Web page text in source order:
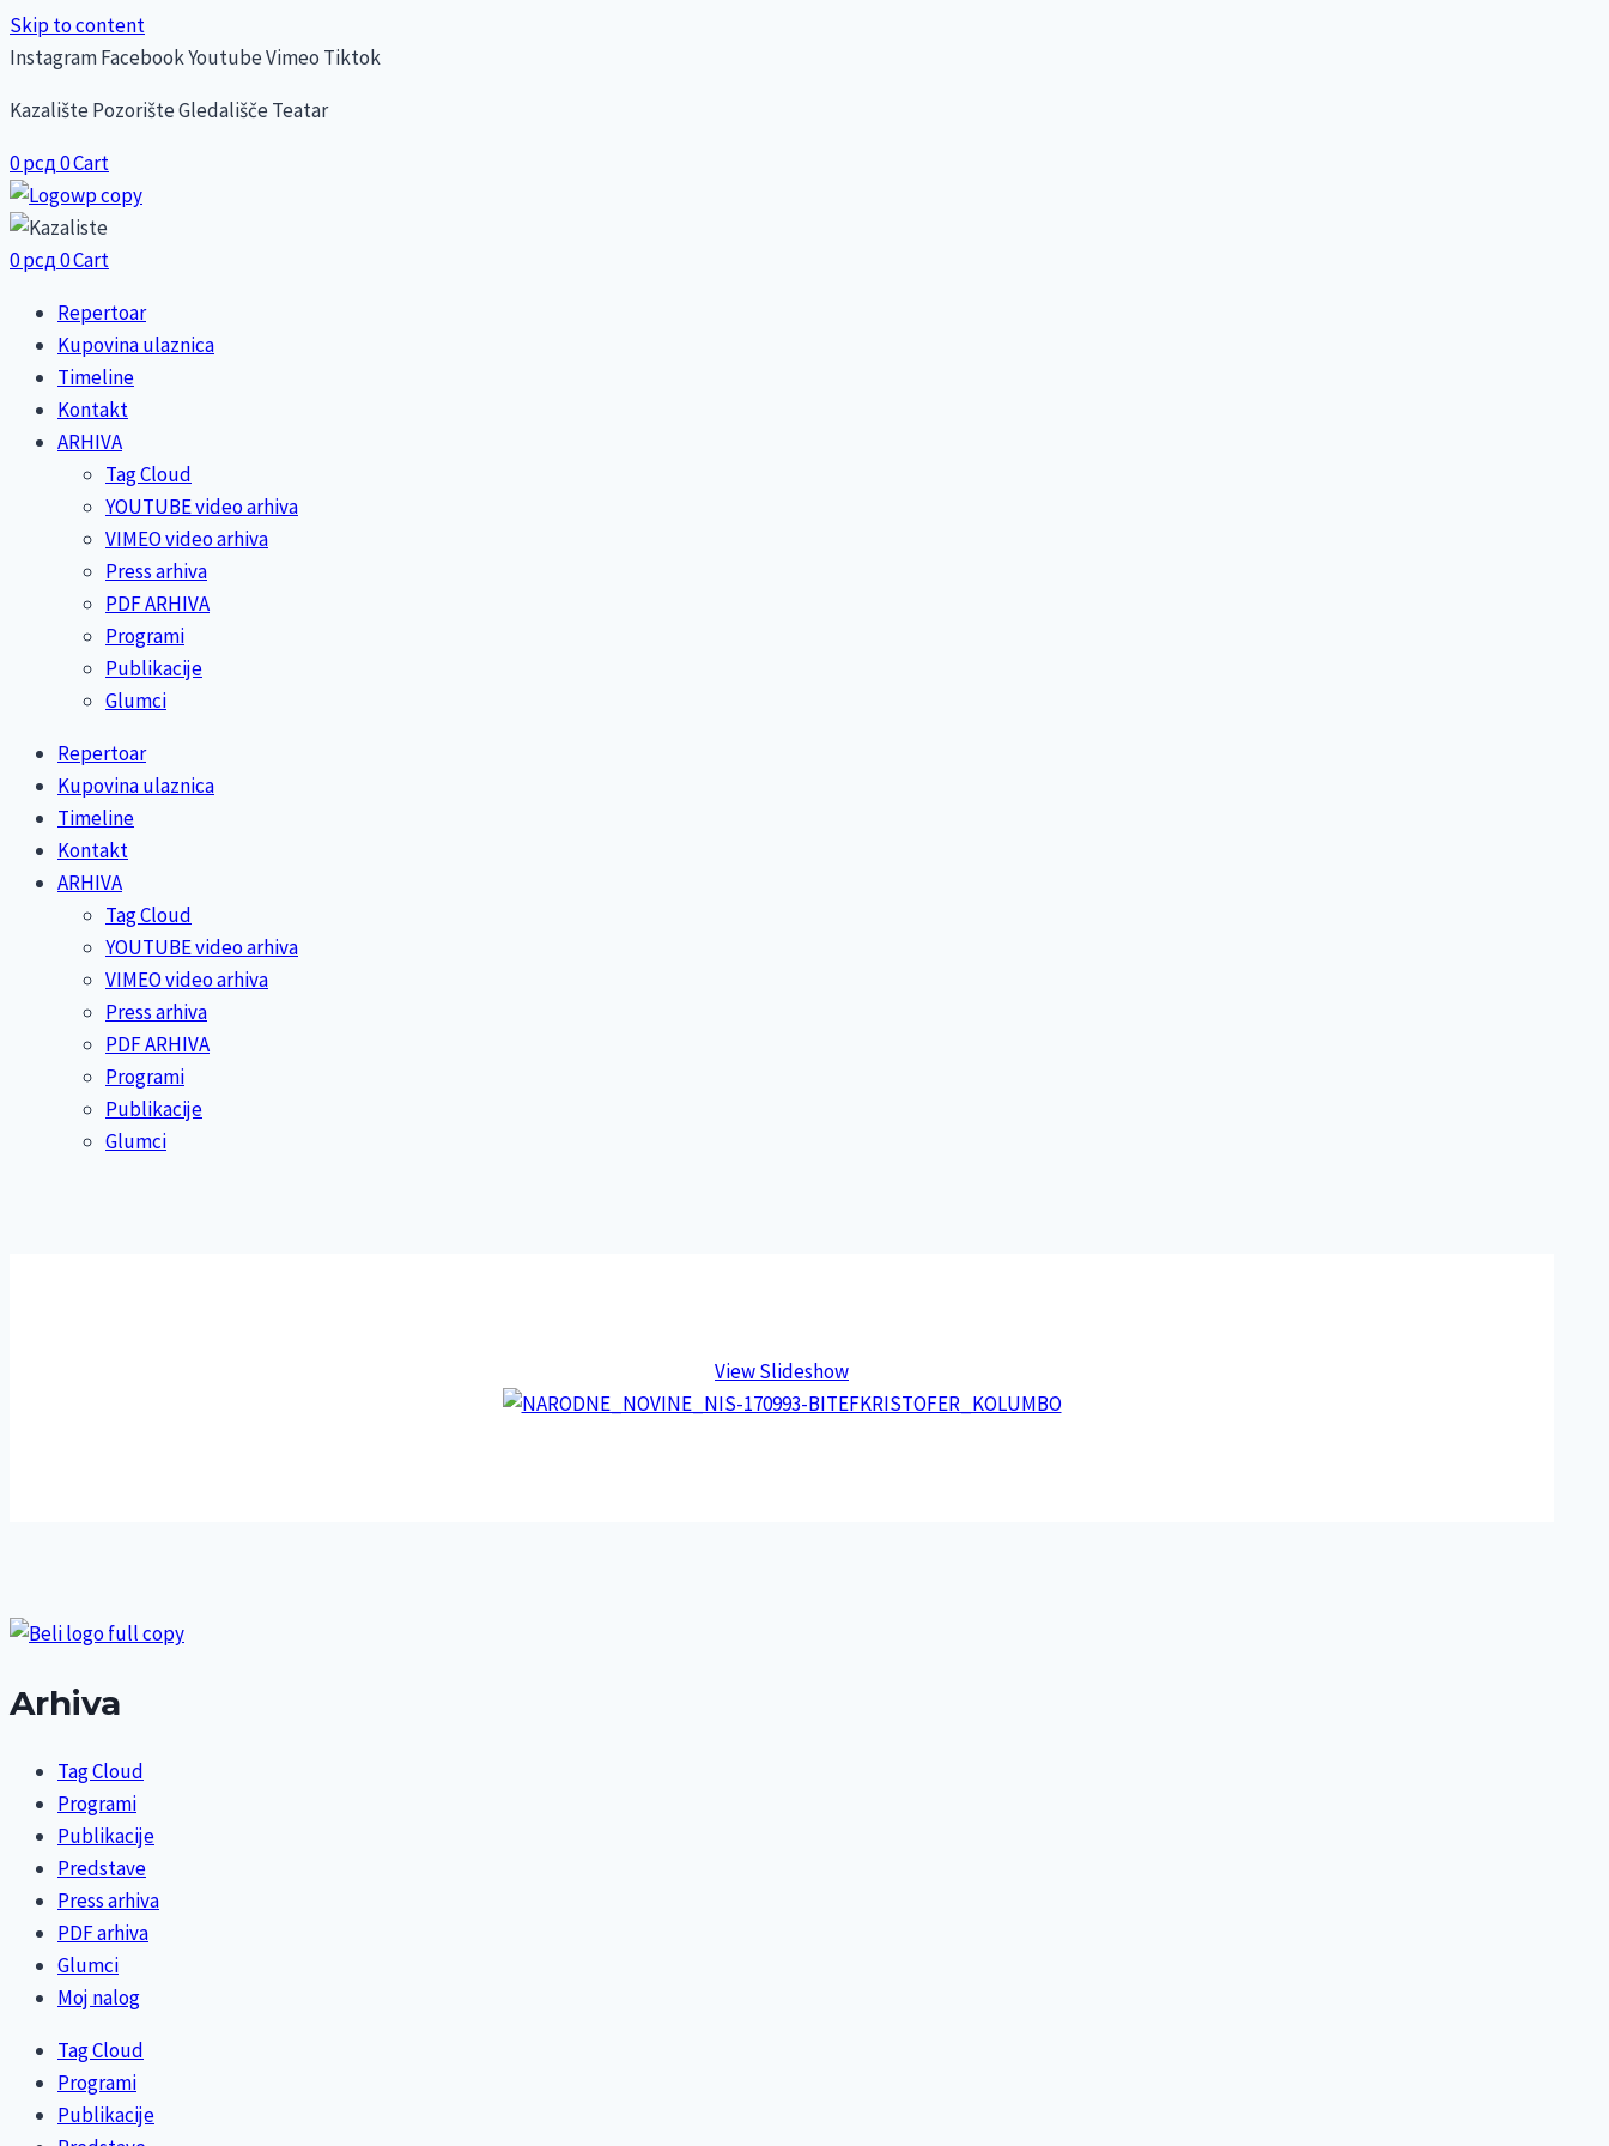
Skip to content
InstagramFacebookYoutubeVimeo Tiktok
Kazalište Pozorište Gledališče Teatar
0рсд0Cart
0рсд0Cart
Repertoar
Kupovina ulaznica
Timeline
Kontakt
ARHIVA
Tag Cloud
YOUTUBE video arhiva
VIMEO video arhiva
Press arhiva
PDF ARHIVA
Programi
Publikacije
Glumci
Repertoar
Kupovina ulaznica
Timeline
Kontakt
ARHIVA
Tag Cloud
YOUTUBE video arhiva
VIMEO video arhiva
Press arhiva
PDF ARHIVA
Programi
Publikacije
Glumci
View Slideshow
Arhiva
Tag Cloud
Programi
Publikacije
Predstave
Press arhiva
PDF arhiva
Glumci
Moj nalog
Tag Cloud
Programi
Publikacije